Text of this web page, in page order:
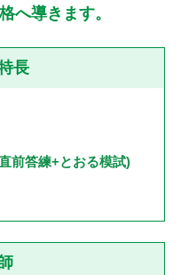
へ導きます。
長
前答練+とおる模試)